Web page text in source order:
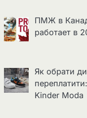
ПМЖ в
работает в
Як обрати
Kinder Moda